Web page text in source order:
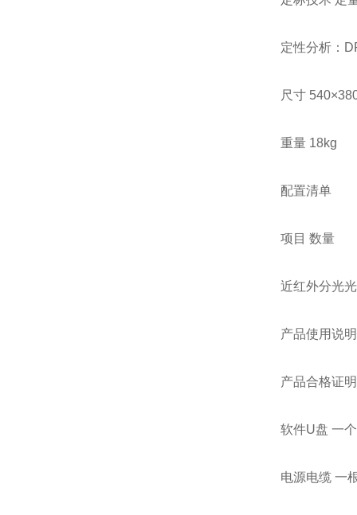
定性分析：
尺寸
重量 18kg
配置清单
项目 数量
近红外分光
产品使用说
产品合格证
软件U盘 一个
电源电缆 一